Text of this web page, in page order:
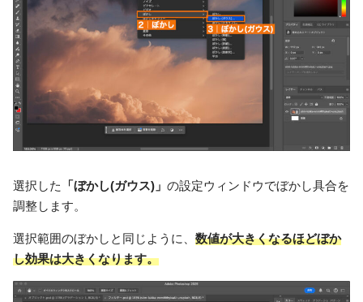
選択した 「ぼかし(ガウス)」 の設定ウィンドウでぼかし具合を
調整します。
選択範囲のぼかしと同じように、 数値が大きくなるほどぼか
し効果は大きくなります。